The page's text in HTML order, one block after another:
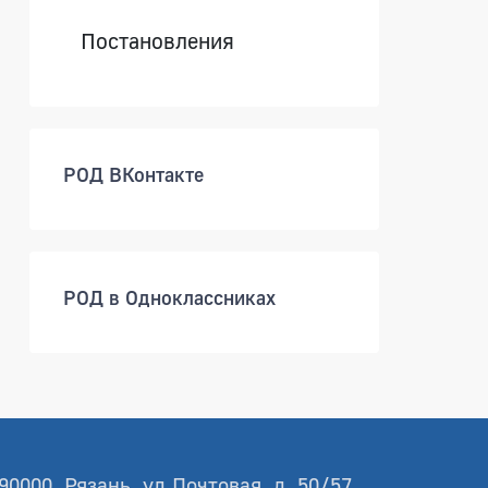
Постановления
РОД ВКонтакте
РОД в Одноклассниках